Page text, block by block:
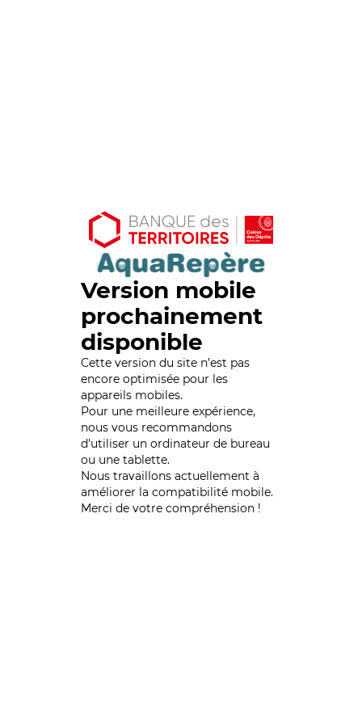
Version mobile
prochainement
disponible
Cette version du site n’est pas
encore optimisée pour les
appareils mobiles.
Pour une meilleure expérience,
nous vous recommandons
d'utiliser un ordinateur de bureau
ou une tablette.
Nous travaillons actuellement à
améliorer la compatibilité mobile.
Merci de votre compréhension !